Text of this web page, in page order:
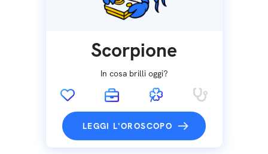
Scorpione
In cosa brilli oggi?
LEGGI L'OROSCOPO